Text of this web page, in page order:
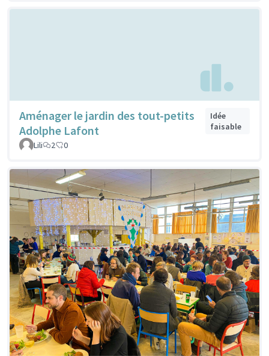
Aménager le jardin des tout-petits
Adolphe Lafont
Idée
faisable
Lili
2 0